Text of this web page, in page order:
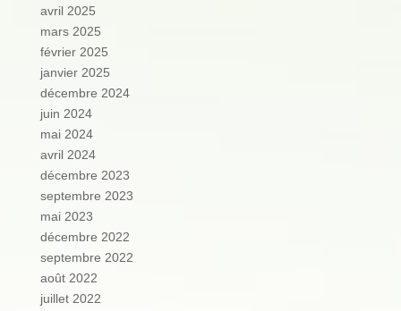
avril 2025
mars 2025
février 2025
janvier 2025
décembre 2024
juin 2024
mai 2024
avril 2024
décembre 2023
septembre 2023
mai 2023
décembre 2022
septembre 2022
août 2022
juillet 2022